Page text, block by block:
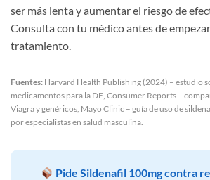
ser más lenta y aumentar el riesgo de
Consulta con tu médico antes de
tratamiento.
Fuentes: Harvard Health Publishing (2024) – estudio
medicamentos para la DE, Consumer Reports –
Viagra y genéricos, Mayo Clinic – guía de uso de
por especialistas en salud masculina.
Pide Sildenafil 100mg contra